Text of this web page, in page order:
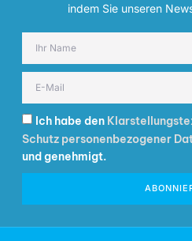
indem Sie unseren
Ich habe den
Schutz personenbezogener
und genehmigt.